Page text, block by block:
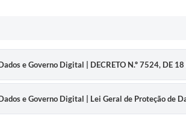
e Governo Digital | DECRETO N.º 7524, DE
e Governo Digital | Lei Geral de Proteção de